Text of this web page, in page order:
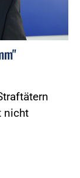
nicht